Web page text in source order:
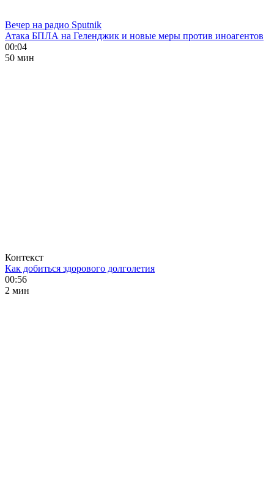
Вечер на радио Sputnik
Атака БПЛА на Геленджик и новые меры против иноагентов
00:04
50 мин
Контекст
Как добиться здорового долголетия
00:56
2 мин